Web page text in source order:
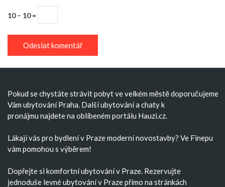
10 − 10 =
Pokud se chystáte strávit pobyt ve velkém městě doporučujeme
Vám ubytování Praha. Dalšíubytovánía chaty k
pronájmu najdete na oblíbeném portálu Hauzi.cz.
Lákají vás pro bydlení v Praze modernínovostavby? Ve Finepu
vám pomohou s výběrem!
Dopřejte si komfortníubytování v Praze. Rezervujte
jednoduše levné ubytování v Prazepřímo na stránkách